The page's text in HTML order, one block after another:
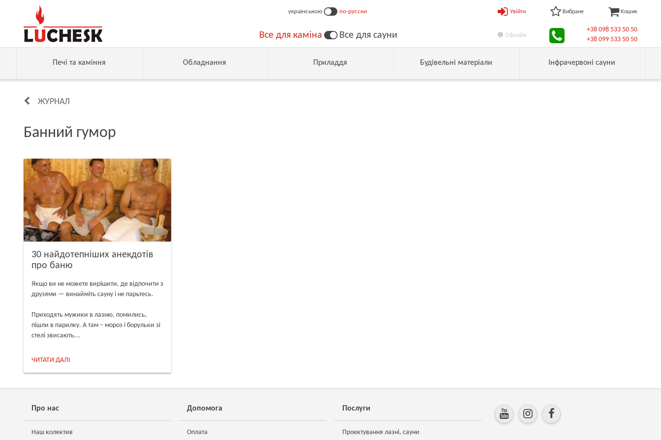
українською по-русски
Все для каміна Все для сауни
Увійти Вибране Кошик
Офлайн
+38 098 533 50 50
+38 099 533 50 50
Печі та каміння Обладнання Приладдя Будівельні матеріали Інфрачервоні сауни
ЖУРНАЛ
Банний гумор
30 найдотепніших анекдотів
про баню
Якщо ви не можете вирішити, де відпочити з
друзями — винайміть сауну і не парьтесь.
Приходять мужики в лазню, помились,
пішли в парилку. А там – мороз і борульки зі
стелі звисають...
ЧИТАТИ ДАЛІ
Про нас
Наш колектив
Допомога
Оплата
Послуги
Проектування лазні, сауни